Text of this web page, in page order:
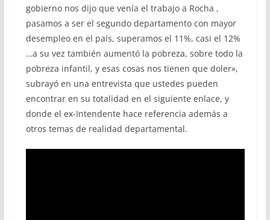
gobierno nos dijo que venía el trabajo a Rocha ,
pasamos a ser el segundo departamento con mayor
desempleo en el país, superamos el 11%, casi el 12%
…a su vez también aumentó la pobreza, sobre todo la
pobreza infantil, y esas cosas nos tienen que doler»,
subrayó en una entrevista que ustedes pueden
encontrar en su totalidad en el siguiente enlace, y
donde el ex-Intendente hace referencia además a
otros temas de realidad departamental.